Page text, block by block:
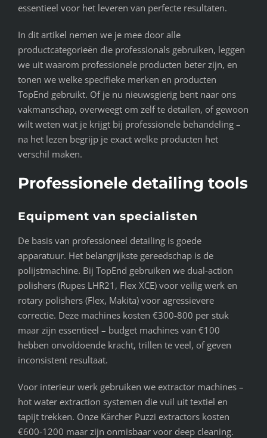
essentieel voor het leveren van perfecte resultaten.
In dit artikel nemen we je mee door alle
productcategorieën die professionals gebruiken, leggen
we uit waarom professionele producten beter zijn, en
tonen we welke specifieke merken en producten
TopEnd gebruikt. Of je nu nieuwsgierig bent naar ons
vakmanschap, overweegt om zelf te detailen, of gewoon
wilt weten wat je krijgt bij professionele behandeling –
na het lezen begrijp je exact welke producten het
verschil maken.
Professionele detailing tools
Equipment van specialisten
De basis van professioneel detailing is goede
apparatuur. Het belangrijkste gereedschap is de
polijstmachine. Bij TopEnd gebruiken we dual-action
polishers (Rupes LHR21, Flex XCE) voor veilig werk en
rotary polishers (Flex, Makita) voor agressievere
correctie. Deze machines kosten €300-800 per stuk
maar zijn essentieel – budget machines van €100
hebben onvoldoende kracht, trillen te veel, of geven
inconsistent resultaat.
Voor interieur werk gebruiken we extractor machines –
hot water extraction systemen die vuil uit textiel en
tapijt trekken. Onze Kärcher Puzzi extractors kosten
€600-1200 maar zijn onmisbaar voor deep cleaning.